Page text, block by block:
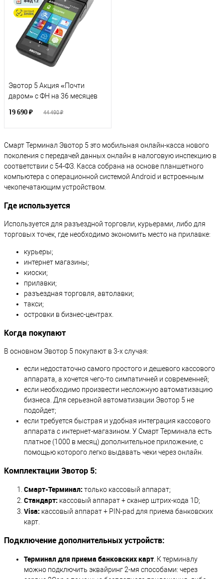
Эвотор 5 Акция «Почти
даром» с ФН на 36 месяцев
19 690 ₽ 44 490 ₽
Смарт Терминал Эвотор 5 это мобильная онлайн-касса нового
поколения с передачей данных онлайн в налоговую инспекцию в
соответствии с 54-ФЗ. Касса собрана на основе планшетного
компьютера с операционной системой Android и встроенным
чекопечатающим устройством.
Где используется
Используется для разъездной торговли, курьерами, либо для
торговых точек, где необходимо экономить место на прилавке:
курьеры;
интернет магазины;
киоски;
прилавки;
разъездная торговля, автолавки;
такси;
островки в бизнес-центрах.
Когда покупают
В основном Эвотор 5 покупают в 3-х случая:
если недостаточно самого простого и дешевого кассового
аппарата, а хочется чего-то симпатичней и современней;
если необходимо произвести несложную автоматизацию
бизнеса. Для серьезной автоматизации Эвотор 5 не
подойдет;
если требуется быстрая и удобная интеграция кассового
аппарата с интернет-магазином. У Смарт Терминала есть
платное (1000 в месяц) дополнительное приложение, с
помощью которого легко выдавать чеки через онлайн.
Комплектации Эвотор 5:
Смарт-Терминал: только кассовый аппарат;
Стандарт: кассовый аппарат + сканер штрих-кода 1D;
Visa: кассовый аппарат + PIN-pad для приема банковских
карт.
Подключение дополнительных устройств:
Терминал для приема банковских карт. К терминалу
можно подключить эквайринг 2-мя способами: через